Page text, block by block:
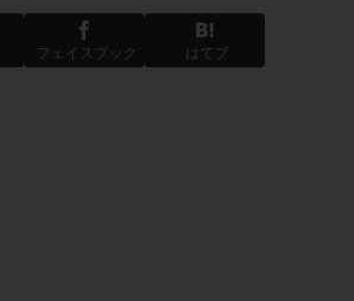
フェイスブック はてブ